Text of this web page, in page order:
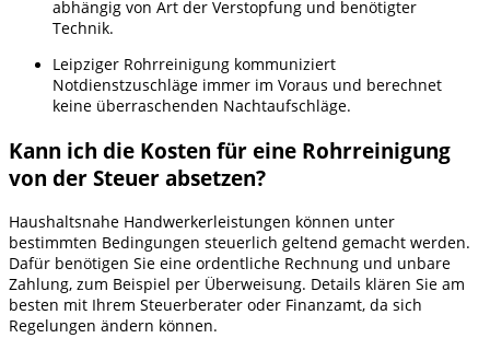
abhängig von Art der Verstopfung und benötigter
Technik.
Leipziger Rohrreinigung kommuniziert
Notdienstzuschläge immer im Voraus und berechnet
keine überraschenden Nachtaufschläge.
Kann ich die Kosten für eine Rohrreinigung
von der Steuer absetzen?
Haushaltsnahe Handwerkerleistungen können unter
bestimmten Bedingungen steuerlich geltend gemacht werden.
Dafür benötigen Sie eine ordentliche Rechnung und unbare
Zahlung, zum Beispiel per Überweisung. Details klären Sie am
besten mit Ihrem Steuerberater oder Finanzamt, da sich
Regelungen ändern können.